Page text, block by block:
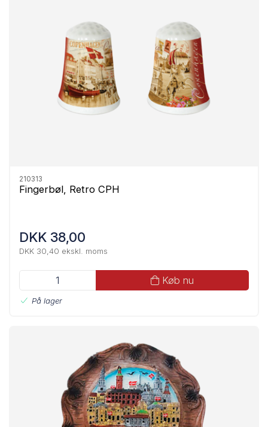
210313
Fingerbøl, Retro CPH
DKK 38,00
DKK 30,40 ekskl. moms
Køb nu
På lager